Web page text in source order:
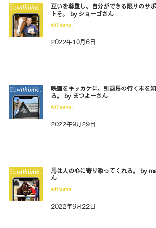
互いを尊重し、自分ができる限りのサポ
トを。 by ショーゴさん
withuma.
2022年10月6日
映画をキッカケに、引退馬の行く末を知
る。 by まつよーさん
withuma.
2022年9月29日
馬は人の心に寄り添ってくれる。 by
ん
withuma.
2022年9月22日